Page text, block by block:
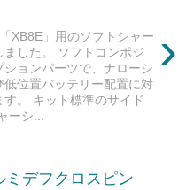
›
XB8E」用のソフトシャー
した。 ソフトコンポジ
ョンパーツで、ナローシ
低位置バッテリー配置に対
。 キット標準のサイド
ーシ...
ミデフクロスピン